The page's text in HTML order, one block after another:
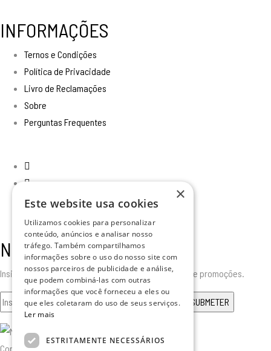
INFORMAÇÕES
Ternos e Condições
Política de Privacidade
Livro de Reclamações
Sobre
Perguntas Frequentes
Newsletter
Insira o seu email para receber todas as novidades e promoções.
Copyright © 2025. Todos os Direitos Reservados
×
Este website usa cookies
Utilizamos cookies para personalizar
conteúdo, anúncios e analisar nosso
tráfego. Também compartilhamos
informações sobre o uso do nosso site com
nossos parceiros de publicidade e análise,
que podem combiná-las com outras
informações que você forneceu a eles ou
que eles coletaram do uso de seus serviços.
Ler mais
ESTRITAMENTE NECESSÁRIOS